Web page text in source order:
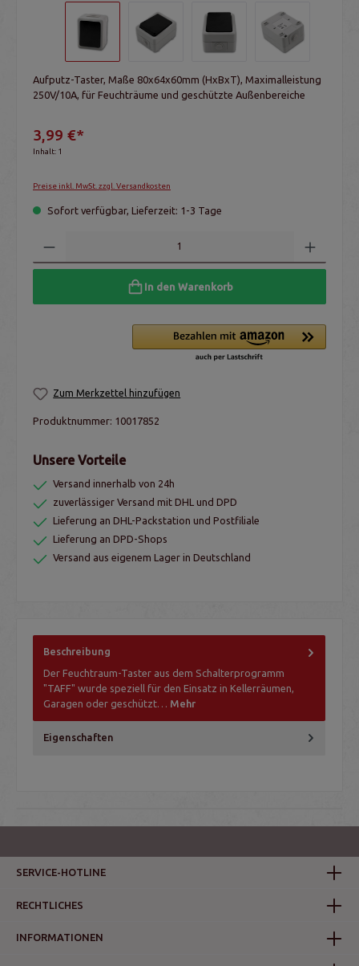
Aufputz-Taster, Maße 80x64x60mm (HxBxT), Maximalleistung
250V/10A, für Feuchträume und geschützte Außenbereiche
3,99 €*
Inhalt: 1
Preise inkl. MwSt. zzgl. Versandkosten
Sofort verfügbar, Lieferzeit: 1-3 Tage
In den Warenkorb
Zum Merkzettel hinzufügen
Produktnummer: 10017852
Unsere Vorteile
Versand innerhalb von 24h
zuverlässiger Versand mit DHL und DPD
Lieferung an DHL-Packstation und Postfiliale
Lieferung an DPD-Shops
Versand aus eigenem Lager in Deutschland
Beschreibung
Der Feuchtraum-Taster aus dem Schalterprogramm
"TAFF" wurde speziell für den Einsatz in Kellerräumen,
Garagen oder geschützt… Mehr
Eigenschaften
SERVICE-HOTLINE
RECHTLICHES
INFORMATIONEN